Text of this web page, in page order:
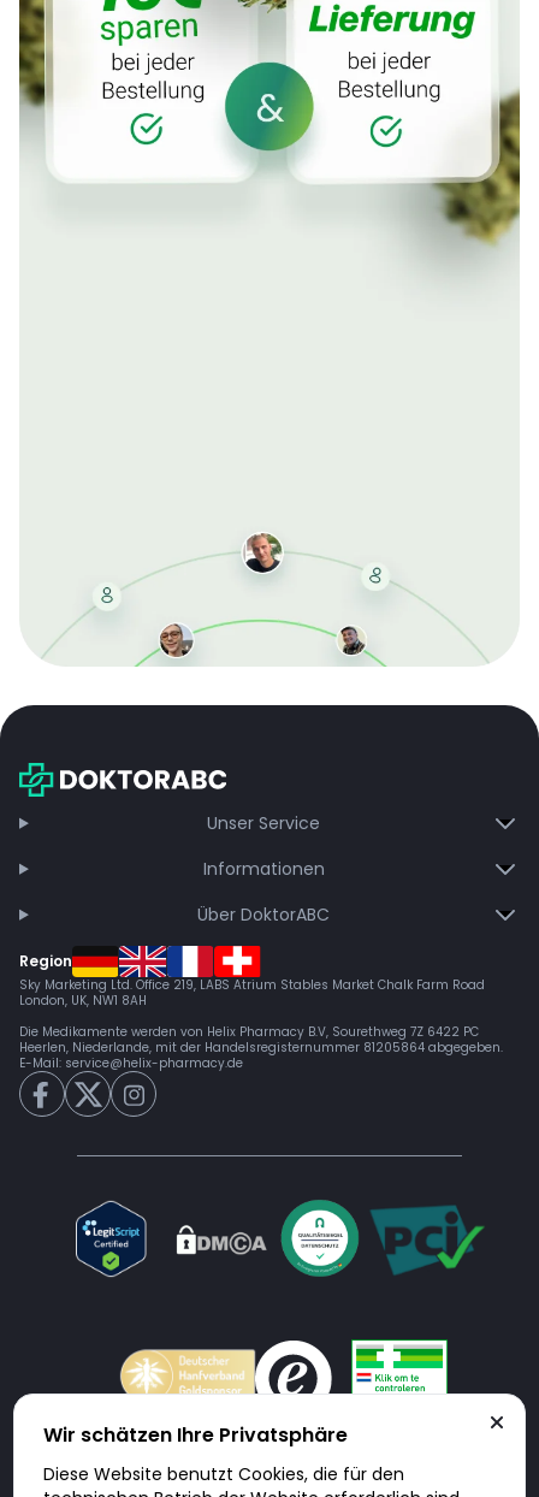
bei jeder Bestellung, erhalten schnelle Lieferung und
Unser Service
Informationen
Über DoktorABC
Region
Sky Marketing Ltd. Office 219, LABS Atrium Stables Market Chalk Farm Road
London, UK, NW1 8AH
Die Medikamente werden von Helix Pharmacy B.V, Sourethweg 7Z 6422 PC
Heerlen, Niederlande, mit der Handelsregisternummer 81205864 abgegeben.
E-Mail: service@helix-pharmacy.de
Doktorabc.com ist eine Vermittlungsplattform. Doktorabc ist ausdrücklich
Wir schätzen Ihre Privatsphäre
Diese Website benutzt Cookies, die für den